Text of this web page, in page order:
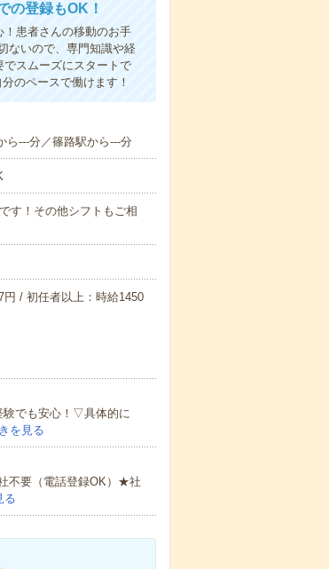
の登録もOK！
患者さんの移動のお手
ないので、専門知識や経
スムーズにスタートで
のペースで働けます！
ら---分／篠路駅から---分
す！その他シフトもご相
/ 初任者以上：時給1450
験でも安心！▽具体的に
を見る
不要（電話登録OK）★社
る